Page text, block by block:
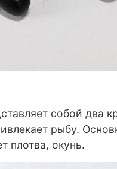
собой два
рыбу.
плотва, окунь.